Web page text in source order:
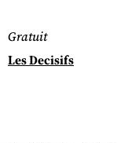
Gratuit
Les Decisifs